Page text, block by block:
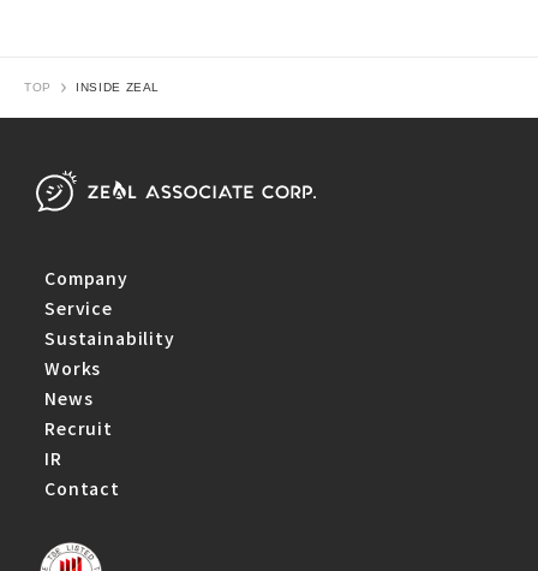
TOP INSIDE ZEAL
Company
Service
Sustainability
Works
News
Recruit
IR
Contact